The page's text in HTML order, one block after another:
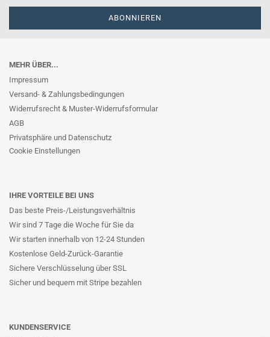
MEHR ÜBER...
Impressum
Versand- & Zahlungsbedingungen
Widerrufsrecht & Muster-Widerrufsformular
AGB
Privatsphäre und Datenschutz
Cookie Einstellungen
IHRE VORTEILE BEI UNS
Das beste Preis-/Leistungsverhältnis
Wir sind 7 Tage die Woche für Sie da
Wir starten innerhalb von 12-24 Stunden
Kostenlose Geld-Zurück-Garantie
Sichere Verschlüsselung über SSL
Sicher und bequem mit Stripe bezahlen
KUNDENSERVICE